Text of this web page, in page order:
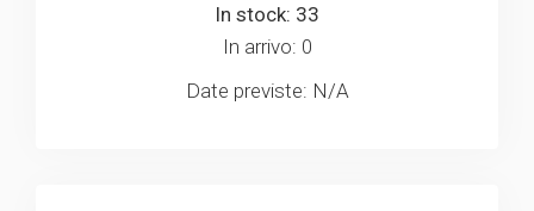
In stock: 33
In arrivo: 0
Date previste: N/A